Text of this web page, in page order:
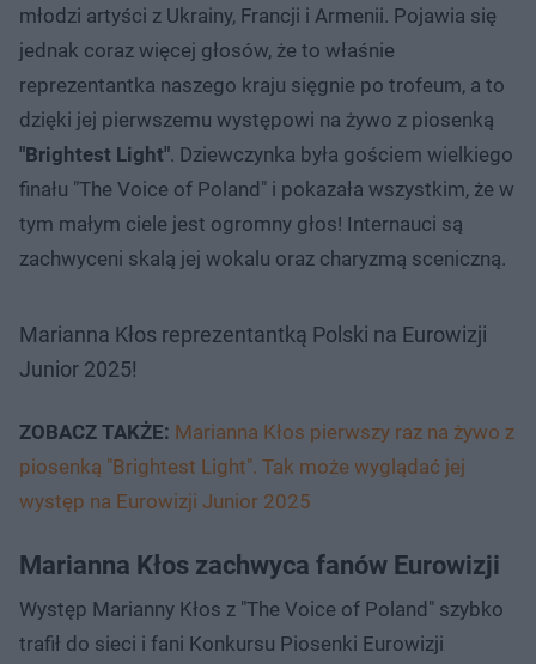
młodzi artyści z Ukrainy, Francji i Armenii. Pojawia się
jednak coraz więcej głosów, że to właśnie
reprezentantka naszego kraju sięgnie po trofeum, a to
dzięki jej pierwszemu występowi na żywo z piosenką
"Brightest Light". Dziewczynka była gościem wielkiego
finału "The Voice of Poland" i pokazała wszystkim, że w
tym małym ciele jest ogromny głos! Internauci są
zachwyceni skalą jej wokalu oraz charyzmą sceniczną.
Marianna Kłos reprezentantką Polski na Eurowizji
Junior 2025!
ZOBACZ TAKŻE: Marianna Kłos pierwszy raz na żywo z
piosenką "Brightest Light". Tak może wyglądać jej
występ na Eurowizji Junior 2025
Marianna Kłos zachwyca fanów Eurowizji
Występ Marianny Kłos z "The Voice of Poland" szybko
trafił do sieci i fani Konkursu Piosenki Eurowizji